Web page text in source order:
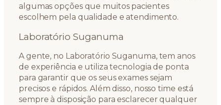
algumas opções que muitos pacientes
escolhem pela qualidade e atendimento.
Laboratório Suganuma
A gente, no Laboratório Suganuma, tem anos
de experiência e utiliza tecnologia de ponta
para garantir que os seus exames sejam
precisos e rápidos. Além disso, nosso time está
sempre à disposição para esclarecer qualquer